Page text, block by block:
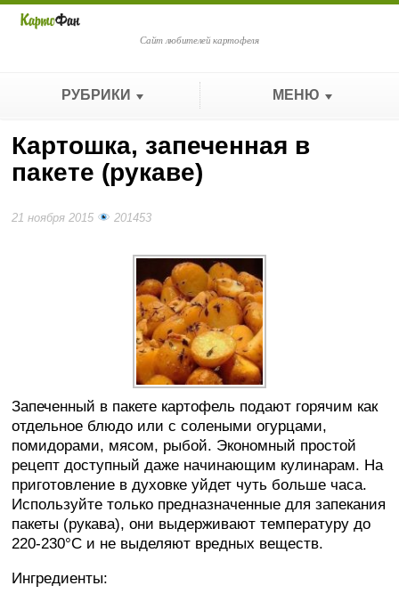
Сайт любителей картофеля
РУБРИКИ МЕНЮ
Картошка, запеченная в
пакете (рукаве)
21 ноября 2015 201453
Запеченный в пакете картофель подают горячим как
отдельное блюдо или с солеными огурцами,
помидорами, мясом, рыбой. Экономный простой
рецепт доступный даже начинающим кулинарам. На
приготовление в духовке уйдет чуть больше часа.
Используйте только предназначенные для запекания
пакеты (рукава), они выдерживают температуру до
220-230°C и не выделяют вредных веществ.
Ингредиенты: